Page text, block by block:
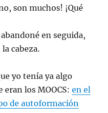
son muchos! ¡Qué
en seguida,
cabeza.
yo tenía ya algo
eran los MOOCS:en el
de autoformación